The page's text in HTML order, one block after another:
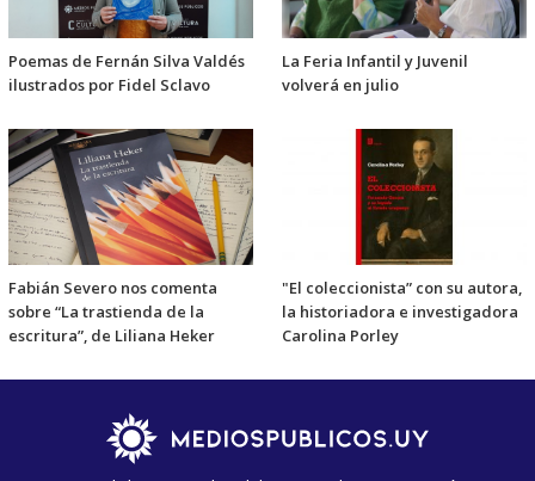
Poemas de Fernán Silva Valdés
ilustrados por Fidel Sclavo
La Feria Infantil y Juvenil
volverá en julio
Fabián Severo nos comenta
sobre “La trastienda de la
escritura”, de Liliana Heker
"El coleccionista” con su autora,
la historiadora e investigadora
Carolina Porley